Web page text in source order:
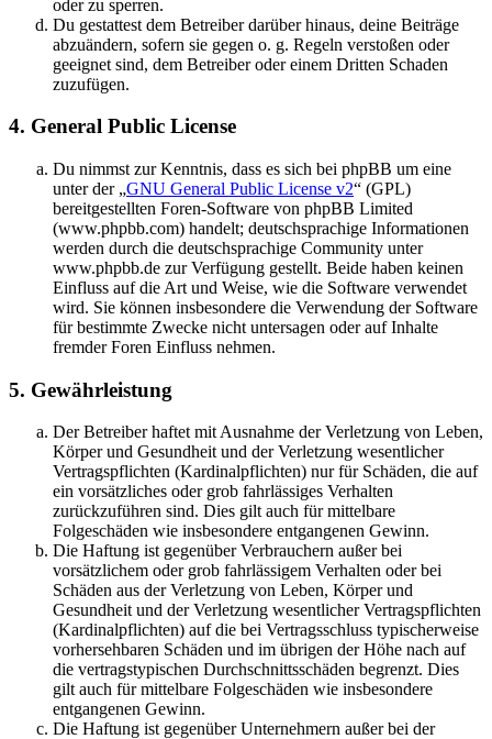
oder zu sperren.
Du gestattest dem Betreiber darüber hinaus, deine Beiträge
abzuändern, sofern sie gegen o. g. Regeln verstoßen oder
geeignet sind, dem Betreiber oder einem Dritten Schaden
zuzufügen.
4. General Public License
Du nimmst zur Kenntnis, dass es sich bei phpBB um eine
unter der „GNU General Public License v2“ (GPL)
bereitgestellten Foren-Software von phpBB Limited
(www.phpbb.com) handelt; deutschsprachige Informationen
werden durch die deutschsprachige Community unter
www.phpbb.de zur Verfügung gestellt. Beide haben keinen
Einfluss auf die Art und Weise, wie die Software verwendet
wird. Sie können insbesondere die Verwendung der Software
für bestimmte Zwecke nicht untersagen oder auf Inhalte
fremder Foren Einfluss nehmen.
5. Gewährleistung
Der Betreiber haftet mit Ausnahme der Verletzung von Leben,
Körper und Gesundheit und der Verletzung wesentlicher
Vertragspflichten (Kardinalpflichten) nur für Schäden, die auf
ein vorsätzliches oder grob fahrlässiges Verhalten
zurückzuführen sind. Dies gilt auch für mittelbare
Folgeschäden wie insbesondere entgangenen Gewinn.
Die Haftung ist gegenüber Verbrauchern außer bei
vorsätzlichem oder grob fahrlässigem Verhalten oder bei
Schäden aus der Verletzung von Leben, Körper und
Gesundheit und der Verletzung wesentlicher Vertragspflichten
(Kardinalpflichten) auf die bei Vertragsschluss typischerweise
vorhersehbaren Schäden und im übrigen der Höhe nach auf
die vertragstypischen Durchschnittsschäden begrenzt. Dies
gilt auch für mittelbare Folgeschäden wie insbesondere
entgangenen Gewinn.
Die Haftung ist gegenüber Unternehmern außer bei der